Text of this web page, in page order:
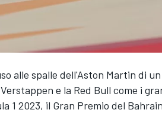
alle spalle dell'Aston Martin di
e la Red Bull come i
1 2023, il Gran Premio del